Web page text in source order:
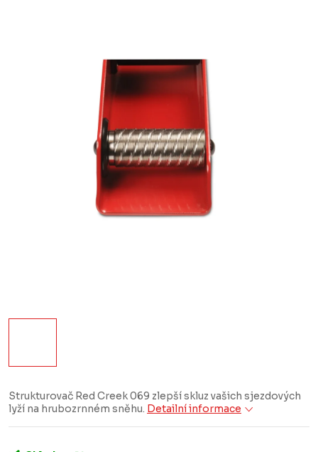
Strukturovač Red Creek 069 zlepší skluz vašich sjezdových
lyží na hrubozrnném sněhu. Detailní informace